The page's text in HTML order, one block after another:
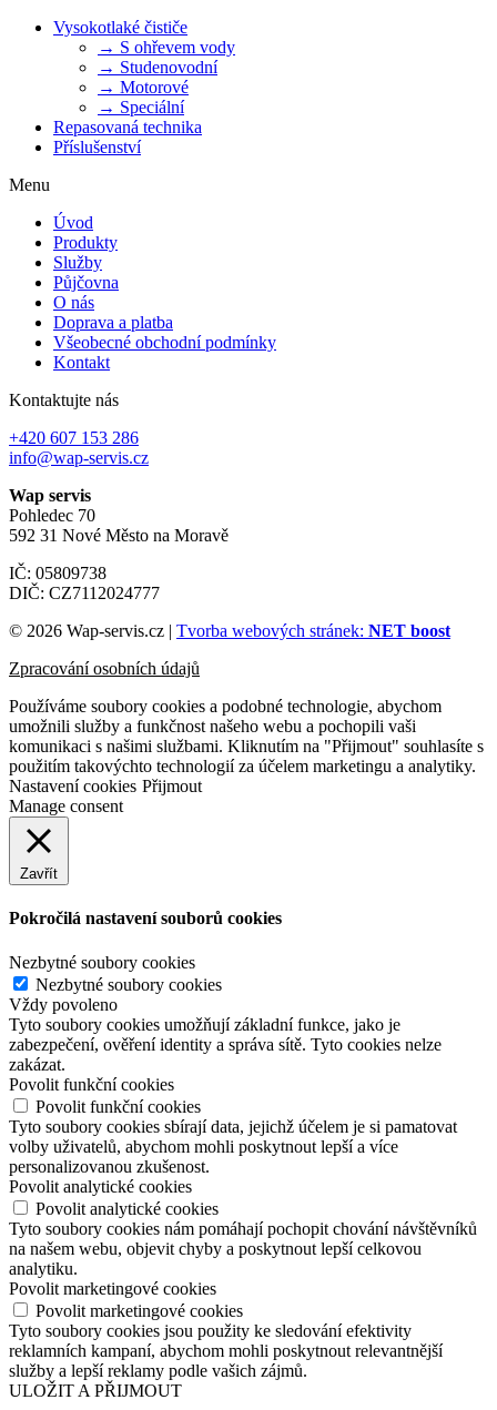
Vysokotlaké čističe
→ S ohřevem vody
→ Studenovodní
→ Motorové
→ Speciální
Repasovaná technika
Příslušenství
Menu
Úvod
Produkty
Služby
Půjčovna
O nás
Doprava a platba
Všeobecné obchodní podmínky
Kontakt
Kontaktujte nás
+420 607 153 286
info@wap-servis.cz
Wap servis
Pohledec 70
592 31 Nové Město na Moravě
IČ: 05809738
DIČ: CZ7112024777
© 2026 Wap-servis.cz | Tvorba webových stránek: NET boost
Zpracování osobních údajů
Používáme soubory cookies a podobné technologie, abychom
umožnili služby a funkčnost našeho webu a pochopili vaši
komunikaci s našimi službami. Kliknutím na "Přijmout" souhlasíte s
použitím takovýchto technologií za účelem marketingu a analytiky.
Nastavení cookies Přijmout
Manage consent
Zavřít
Pokročilá nastavení souborů cookies
Nezbytné soubory cookies
Nezbytné soubory cookies
Vždy povoleno
Tyto soubory cookies umožňují základní funkce, jako je
zabezpečení, ověření identity a správa sítě. Tyto cookies nelze
zakázat.
Povolit funkční cookies
Povolit funkční cookies
Tyto soubory cookies sbírají data, jejichž účelem je si pamatovat
volby uživatelů, abychom mohli poskytnout lepší a více
personalizovanou zkušenost.
Povolit analytické cookies
Povolit analytické cookies
Tyto soubory cookies nám pomáhají pochopit chování návštěvníků
na našem webu, objevit chyby a poskytnout lepší celkovou
analytiku.
Povolit marketingové cookies
Povolit marketingové cookies
Tyto soubory cookies jsou použity ke sledování efektivity
reklamních kampaní, abychom mohli poskytnout relevantnější
služby a lepší reklamy podle vašich zájmů.
ULOŽIT A PŘIJMOUT